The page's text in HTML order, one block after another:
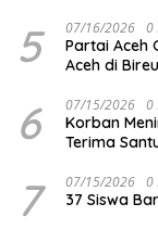
5 07/16/2026 0
Partai Aceh
Aceh di
6 07/15/2026 0
Korban
Terima
7 07/15/2026 0
37 Siswa